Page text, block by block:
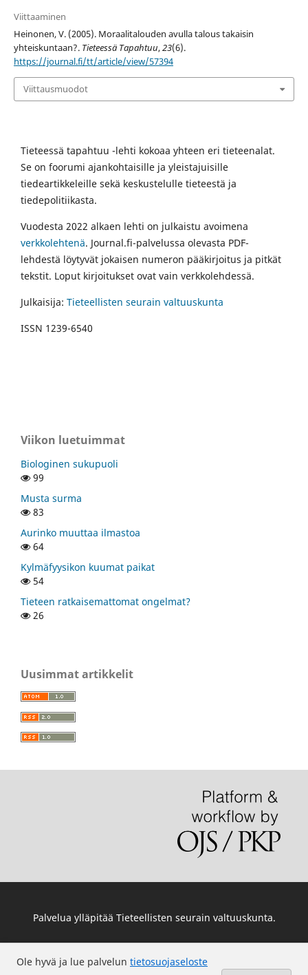
Viittaaminen
Heinonen, V. (2005). Moraalitalouden avulla talous takaisin
yhteiskuntaan?. Tieteessä Tapahtuu,23(6).
https://journal.fi/tt/article/view/57394
Viittausmuodot
Tieteessä tapahtuu -lehti kokoaa yhteen eri tieteenalat.
Se on foorumi ajankohtaisille ja yleistajuisille
tiedeartikkeleille sekä keskustelulle tieteestä ja
tiedepolitiikasta.
Vuodesta 2022 alkaen lehti on julkaistu avoimena
verkkolehtenä. Journal.fi-palvelussa olevasta PDF-
lehdestä löytyvät jokaisen numeron pääkirjoitus ja pitkät
tekstit. Loput kirjoitukset ovat vain verkkolehdessä.
Julkaisija: Tieteellisten seurain valtuuskunta
ISSN 1239-6540
Viikon luetuimmat
Biologinen sukupuoli
99
Musta surma
83
Aurinko muuttaa ilmastoa
64
Kylmäfyysikon kuumat paikat
54
Tieteen ratkaisemattomat ongelmat?
26
Uusimmat artikkelit
Ole hyvä ja lue palvelun tietosuojaseloste
Palvelua ylläpitää Tieteellisten seurain valtuuskunta.